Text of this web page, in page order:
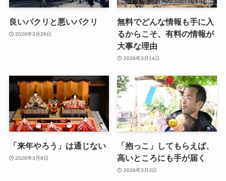
良いパクリと悪いパクリ
2026年3月29日
無料でどんな情報も手に入
るからこそ、有料の情報が
大事な理由
2026年3月14日
「来年やろう」は通じない
2026年3月8日
「抱っこ」してもらえば、
高いところにも手が届く
2026年3月3日